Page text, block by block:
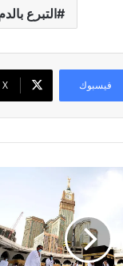
التبرع
فيسبوك ‫X